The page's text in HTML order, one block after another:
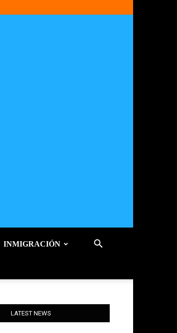
INMIGRACIÓN
LATEST NEWS